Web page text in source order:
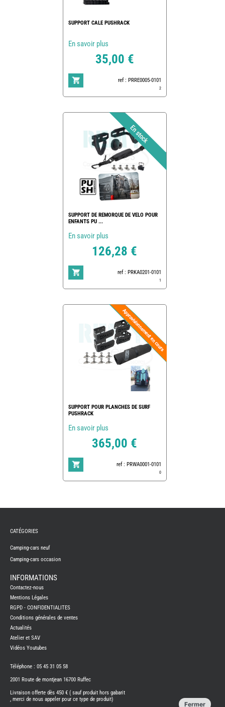
SUPPORT CALE PUSHRACK
En savoir plus
35,00 €
ref : PRRE0005-0101
2
SUPPORT DE REMORQUE DE VELO POUR
ENFANTS PU ...
En savoir plus
126,28 €
ref : PRKA0201-0101
1
SUPPORT POUR PLANCHES DE SURF
PUSHRACK
En savoir plus
365,00 €
ref : PRWA0001-0101
0
CAMPING-
NEUFS
CAMPING-
CAMPING-
BENIMAR
CAMPING-
CARADO
CAMPING-
ITINEO
CAMPING-
OCCASION
CATÉGORIES
Camping-cars neuf
Camping-cars occasion
INFORMATIONS
Contactez-nous
Mentions Légales
RGPD - CONFIDENTIALITES
Conditions générales de ventes
Actualités
Atelier et SAV
Vidéos Youtubes
Téléphone : 05 45 31 05 58
2001 Route de montjean 16700 Ruffec
Livraison offerte dès 450 € ( sauf produit hors gabarit
, merci de nous appeler pour ce type de produit)